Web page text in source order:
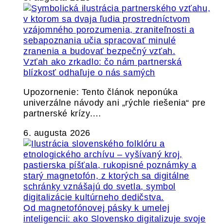
Vzťah ako zrkadlo: čo nám partnerská
blízkosť odhaľuje o nás samých
Upozornenie: Tento článok neponúka
univerzálne návody ani „rýchle riešenia“ pre
partnerské krízy.…
6. augusta 2026
Od magnetofónovej pásky k umelej
inteligencii: ako Slovensko digitalizuje svoje